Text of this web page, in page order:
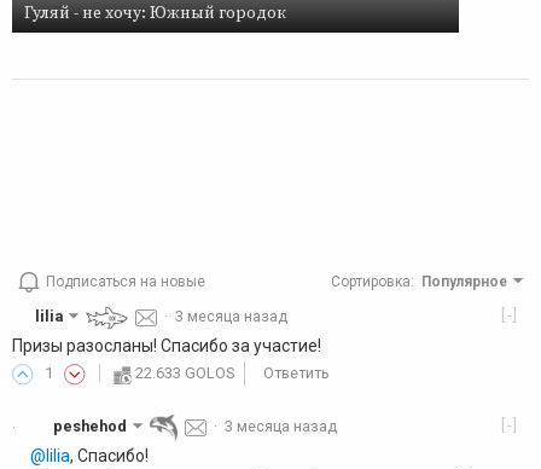
Гуляй - не хочу: Южный городок
Подписаться на новые Сортировка: Популярное
[-]
lilia · 3 месяца назад
Призы разосланы! Спасибо за участие!
1 22.633 GOLOS Ответить
· [-]
peshehod ·3 месяца назад
@lilia, Спасибо!